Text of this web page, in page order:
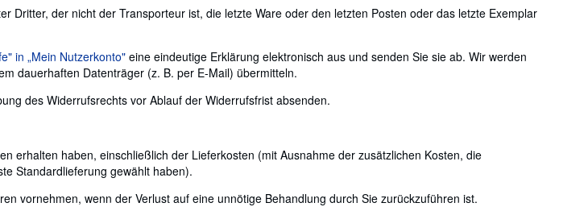
Dritter, der nicht der Transporteur ist, die letzte Ware oder den letzten Posten oder das letzte Exemplar
in „Mein Nutzerkonto" eine eindeutige Erklärung elektronisch aus und senden Sie sie ab. Wir werden
dauerhaften Datenträger (z. B. per E-Mail) übermitteln.
des Widerrufsrechts vor Ablauf der Widerrufsfrist absenden.
erhalten haben, einschließlich der Lieferkosten (mit Ausnahme der zusätzlichen Kosten, die
Standardlieferung gewählt haben).
vornehmen, wenn der Verlust auf eine unnötige Behandlung durch Sie zurückzuführen ist.